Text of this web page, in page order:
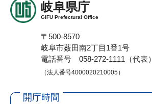
岐阜県庁
GIFU Prefectural Office
〒500-8570
岐阜市薮田南2丁目1番1号
電話番号 058-272-1111（代表）
（法人番号4000020210005）
開庁時間